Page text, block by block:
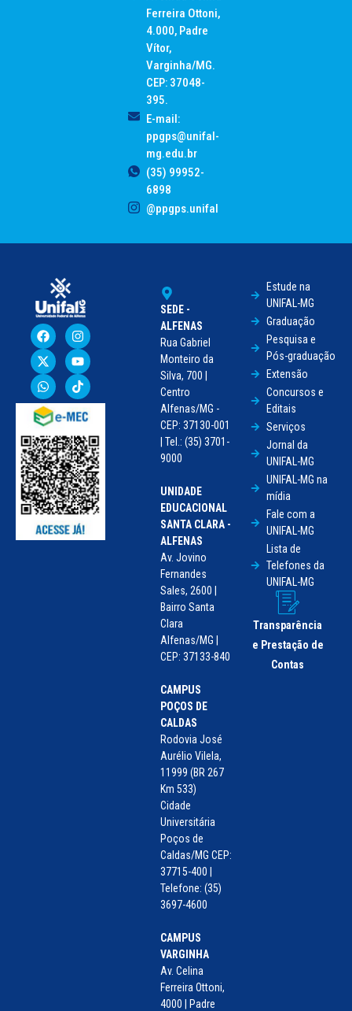
Ferreira Ottoni,
4.000, Padre
Vítor,
Varginha/MG.
CEP: 37048-
395.
E-mail:
ppgps@unifal-
mg.edu.br
(35) 99952-
6898
@ppgps.unifal
SEDE -
ALFENAS
Rua Gabriel
Monteiro da
Silva, 700 |
Centro
Alfenas/MG -
CEP: 37130-001
| Tel.: (35) 3701-
9000
UNIDADE
EDUCACIONAL
SANTA CLARA -
ALFENAS
Av. Jovino
Fernandes
Sales, 2600 |
Bairro Santa
Clara
Alfenas/MG |
CEP: 37133-840
CAMPUS
POÇOS DE
CALDAS
Rodovia José
Aurélio Vilela,
11999 (BR 267
Km 533)
Cidade
Universitária
Poços de
Caldas/MG CEP:
37715-400 |
Telefone: (35)
3697-4600
CAMPUS
VARGINHA
Av. Celina
Ferreira Ottoni,
4000 | Padre
Estude na
UNIFAL-MG
Graduação
Pesquisa e
Pós-graduação
Extensão
Concursos e
Editais
Serviços
Jornal da
UNIFAL-MG
UNIFAL-MG na
mídia
Fale com a
UNIFAL-MG
Lista de
Telefones da
UNIFAL-MG
Transparência
e Prestação de
Contas